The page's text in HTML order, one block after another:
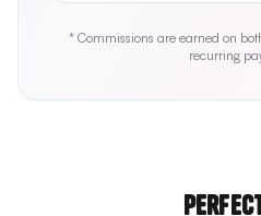
* Commissions are earned on
recurring